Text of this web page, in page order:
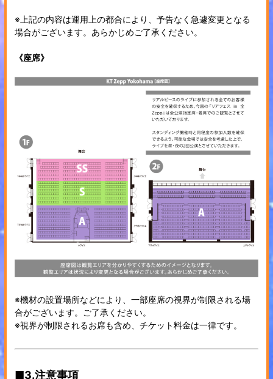
※上記の内容は運用上の都合により、予告なく急遽変更となる
場合がございます。あらかじめご了承ください。
《座席》
※機材の設置場所などにより、一部座席の視界が制限される場
合がございます。ご了承ください。
※視界が制限されるお席も含め、チケット料金は一律です。
■3.注意事項